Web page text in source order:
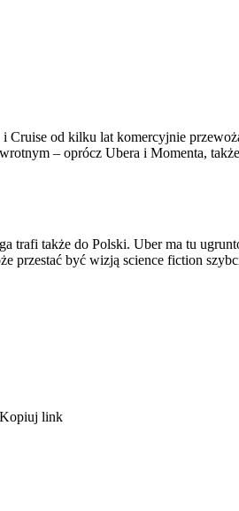
od kilku lat komercyjnie
– oprócz Ubera i Momenta,
trafi także do Polski. Uber ma tu
przestać być wizją science fiction
Kopiuj link